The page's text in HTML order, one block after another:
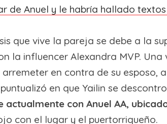
de Anuel y le habría hallado
que vive la pareja se debe a la
la influencer Alexandra MVP.
en contra de su esposo,
en que Yailin se
con Anuel AA,
con el lugar y el puertorriqueño.